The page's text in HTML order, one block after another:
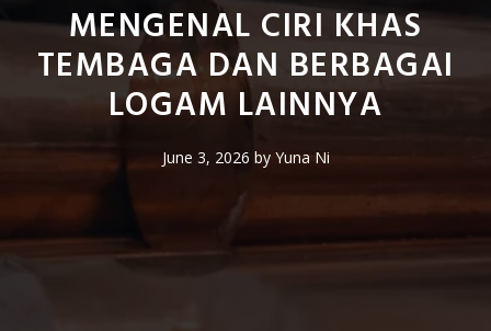
MENGENAL CIRI KHAS
TEMBAGA DAN BERBAGAI
LOGAM LAINNYA
June 3, 2026 by Yuna Ni